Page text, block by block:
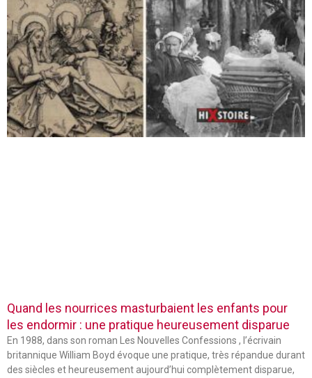
Quand les nourrices masturbaient les enfants pour
les endormir : une pratique heureusement disparue
En 1988, dans son roman Les Nouvelles Confessions , l’écrivain
britannique William Boyd évoque une pratique, très répandue durant
des siècles et heureusement aujourd’hui complètement disparue,